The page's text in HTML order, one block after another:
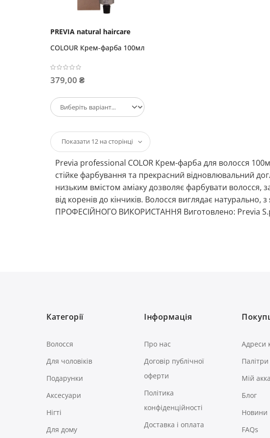
PREVIA natural haircare
COLOUR Крем-фарба 100мл
379,00 ₴
Previa professional COLOR Крем-фарба для волосся
стійке фарбування та прекрасний відновлювальний
низьким вмістом аміаку дозволяє фарбувати
від коренів до кінчиків. Волосся виглядає
ПРОФЕСІЙНОГО ВИКОРИСТАННЯ Виготовлено: Previa
Категорії
Волосся
Для чоловіків
Подарунки
Аксесуари
Нігті
Для дому
Інформація
Про нас
Договір публічної
оферти
Політика
конфіденційності
Доставка і оплата
Адреси
Мій
Блог
Новини
FAQs